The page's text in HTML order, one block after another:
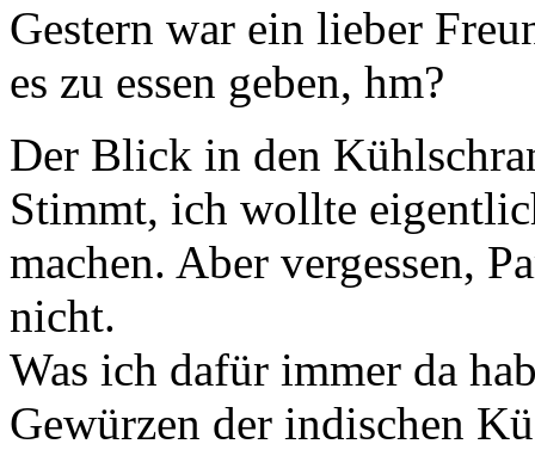
Gestern war ein lieber
es zu essen geben, hm?
Der Blick in den
Stimmt, ich wollte
machen. Aber vergessen,
nicht.
Was ich dafür immer da
Gewürzen der indischen